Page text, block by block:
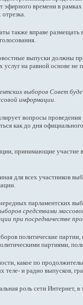
эфирного времени в
также вправе
выпуски должны
на равной основе не
выборов Совет
информации.
вопросы
как до дня
принимающие
для всех участников
парламентских
средствами
при посредничестве
политические
партиями,
какое по
теле- и радио выпусков,
роль сети